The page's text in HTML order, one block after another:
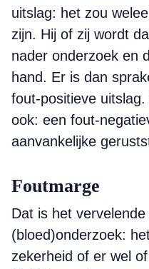
uitslag: het zou
zijn. Hij of zij wordt
nader onderzoek en
hand. Er is dan
fout-positieve
ook: een fout-
aanvankelijke
Foutmarge
Dat is het
(bloed)onderzoek:
zekerheid of er wel